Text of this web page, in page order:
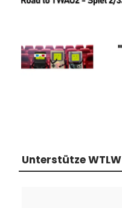
Unterstütze WTLW